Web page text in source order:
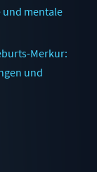
und mentale
Merkur:
und